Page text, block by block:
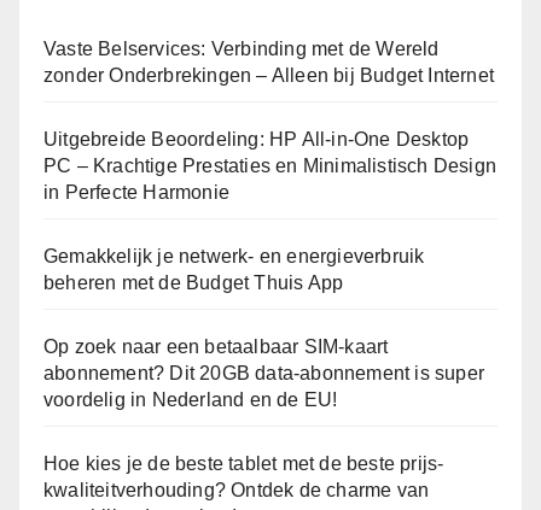
Vaste Belservices: Verbinding met de Wereld
zonder Onderbrekingen – Alleen bij Budget Internet
Uitgebreide Beoordeling: HP All-in-One Desktop
PC – Krachtige Prestaties en Minimalistisch Design
in Perfecte Harmonie
Gemakkelijk je netwerk- en energieverbruik
beheren met de Budget Thuis App
Op zoek naar een betaalbaar SIM-kaart
abonnement? Dit 20GB data-abonnement is super
voordelig in Nederland en de EU!
Hoe kies je de beste tablet met de beste prijs-
kwaliteitverhouding? Ontdek de charme van